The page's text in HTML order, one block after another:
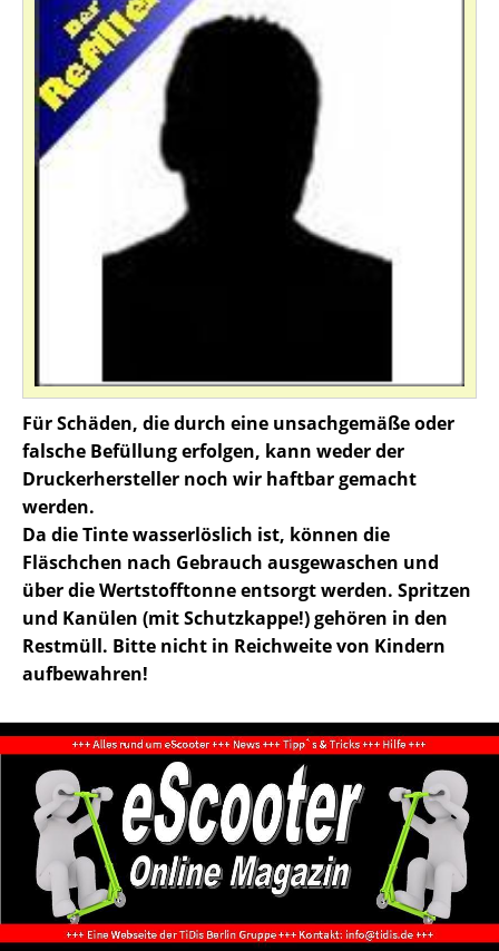
Für Schäden, die durch eine unsachgemäße oder
falsche Befüllung erfolgen, kann weder der
Druckerhersteller noch wir haftbar gemacht
werden.
Da die Tinte wasserlöslich ist, können die
Fläschchen nach Gebrauch ausgewaschen und
über die Wertstofftonne entsorgt werden. Spritzen
und Kanülen (mit Schutzkappe!) gehören in den
Restmüll. Bitte nicht in Reichweite von Kindern
aufbewahren!